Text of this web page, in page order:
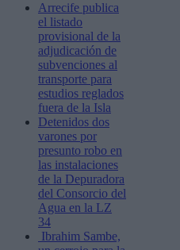
Arrecife publica
el listado
provisional de la
adjudicación de
subvenciones al
transporte para
estudios reglados
fuera de la Isla
Detenidos dos
varones por
presunto robo en
las instalaciones
de la Depuradora
del Consorcio del
Agua en la LZ
34
Ibrahim Sambe,